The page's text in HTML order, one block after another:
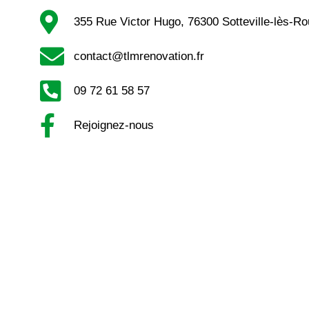
355 Rue Victor Hugo, 76300 Sotteville-lès-
contact@tlmrenovation.fr
09 72 61 58 57
Rejoignez-nous